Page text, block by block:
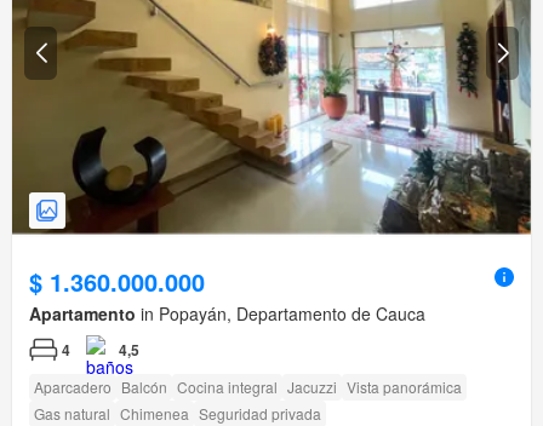
$ 1.360.000.000
Apartamento in Popayán, Departamento de Cauca
4 4,5
Aparcadero Balcón Cocina integral Jacuzzi Vista panorámica
Gas natural Chimenea Seguridad privada